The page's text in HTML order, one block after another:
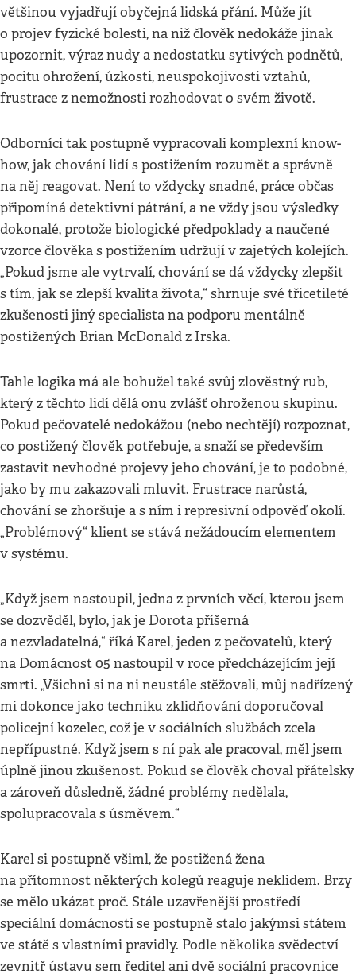
většinou vyjadřují obyčejná lidská přání. Může jít
o projev fyzické bolesti, na niž člověk nedokáže jinak
upozornit, výraz nudy a nedostatku sytivých podnětů,
pocitu ohrožení, úzkosti, neuspokojivosti vztahů,
frustrace z nemožnosti rozhodovat o svém životě.
Odborníci tak postupně vypracovali komplexní know-
how, jak chování lidí s postižením rozumět a správně
na něj reagovat. Není to vždycky snadné, práce občas
připomíná detektivní pátrání, a ne vždy jsou výsledky
dokonalé, protože biologické předpoklady a naučené
vzorce člověka s postižením udržují v zajetých kolejích.
„Pokud jsme ale vytrvalí, chování se dá vždycky zlepšit
s tím, jak se zlepší kvalita života,“ shrnuje své třicetileté
zkušenosti jiný specialista na podporu mentálně
postižených Brian McDonald z Irska.
Tahle logika má ale bohužel také svůj zlověstný rub,
který z těchto lidí dělá onu zvlášť ohroženou skupinu.
Pokud pečovatelé nedokážou (nebo nechtějí) rozpoznat,
co postižený člověk potřebuje, a snaží se především
zastavit nevhodné projevy jeho chování, je to podobné,
jako by mu zakazovali mluvit. Frustrace narůstá,
chování se zhoršuje a s ním i represivní odpověď okolí.
„Problémový“ klient se stává nežádoucím elementem
v systému.
„Když jsem nastoupil, jedna z prvních věcí, kterou jsem
se dozvěděl, bylo, jak je Dorota příšerná
a nezvladatelná,“ říká Karel, jeden z pečovatelů, který
na Domácnost 05 nastoupil v roce předcházejícím její
smrti. „Všichni si na ni neustále stěžovali, můj nadřízený
mi dokonce jako techniku zklidňování doporučoval
policejní kozelec, což je v sociálních službách zcela
nepřípustné. Když jsem s ní pak ale pracoval, měl jsem
úplně jinou zkušenost. Pokud se člověk choval přátelsky
a zároveň důsledně, žádné problémy nedělala,
spolupracovala s úsměvem.“
Karel si postupně všiml, že postižená žena
na přítomnost některých kolegů reaguje neklidem. Brzy
se mělo ukázat proč. Stále uzavřenější prostředí
speciální domácnosti se postupně stalo jakýmsi státem
ve státě s vlastními pravidly. Podle několika svědectví
zevnitř ústavu sem ředitel ani dvě sociální pracovnice